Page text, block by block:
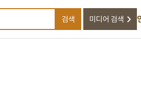
검색어를 입력하세요
검색 미디어 검색